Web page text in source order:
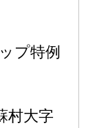
プ特例
大字